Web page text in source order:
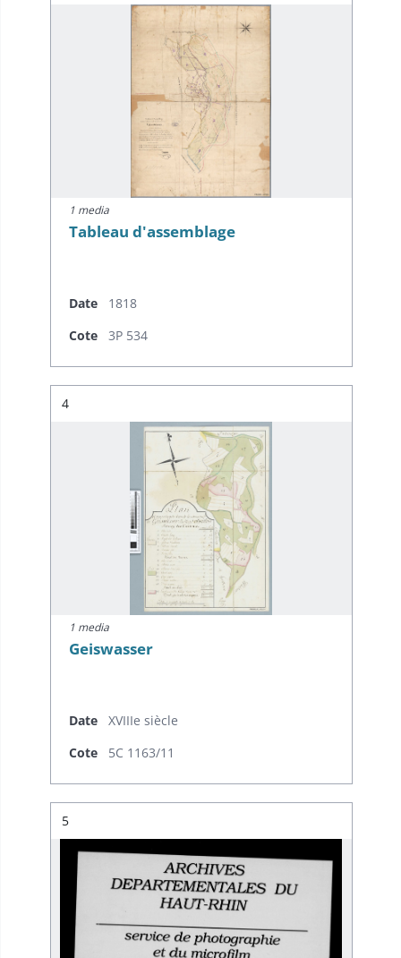
1 media
Tableau d'assemblage
Date
1818
Cote
3P 534
Résultat n°
4
1 media
Geiswasser
Date
XVIIIe siècle
Cote
5C 1163/11
Résultat n°
5